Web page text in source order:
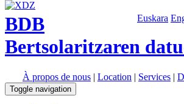
Euskara
BDB
Bertsolaritzaren
À propos de nous | Location | Services |
Toggle navigation